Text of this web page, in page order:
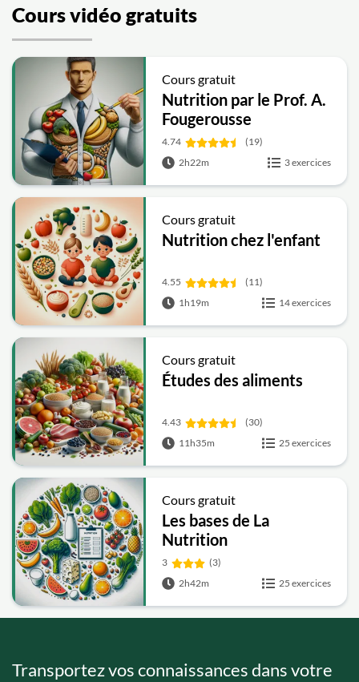
Cours vidéo gratuits
Cours gratuit
Nutrition par le Prof. A.
Fougerousse
4.74
(19)
2h22m
3 exercices
Cours gratuit
Nutrition chez l'enfant
4.55
(11)
1h19m
14 exercices
Cours gratuit
Études des aliments
4.43
(30)
11h35m
25 exercices
Cours gratuit
Les bases de La
Nutrition
3
(3)
2h42m
25 exercices
Transportez vos connaissances dans votre